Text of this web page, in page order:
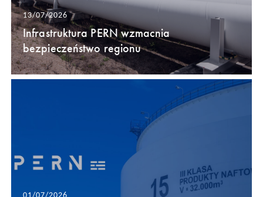
13/07/2026
Infrastruktura PERN wzmacnia
bezpieczeństwo regionu